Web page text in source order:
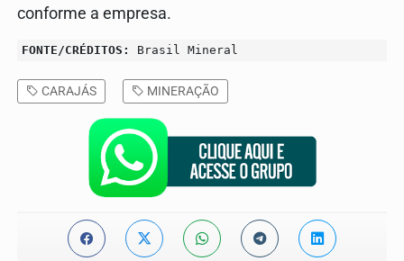
conforme a empresa.
FONTE/CRÉDITOS: Brasil Mineral
CARAJÁS MINERAÇÃO